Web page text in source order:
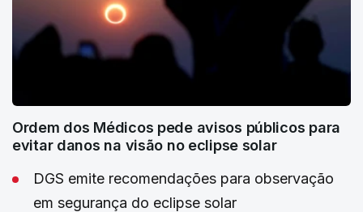
Ordem dos Médicos pede avisos públicos para
evitar danos na visão no eclipse solar
DGS emite recomendações para observação
em segurança do eclipse solar